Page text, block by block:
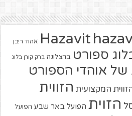
Hazavit אהוד ריבן
ספורט ברצלונה ברק קורן בלוג
של אוהדי הספורט
המקצועית הזווית
הזוית הפועל באר שבע הפועל